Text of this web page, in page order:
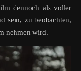
dennoch als voller
sein, zu beobachten,
nehmen wird.